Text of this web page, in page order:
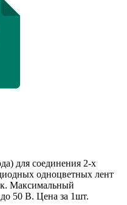
для соединения 2-х
одноцветных лент
Максимальный
50 В. Цена за 1шт.